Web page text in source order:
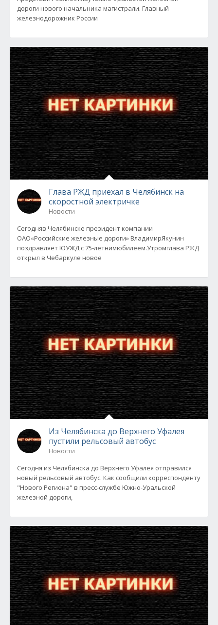
дороги нового начальника магистрали. Главный
железнодорожник России
Глава РЖД приехал в Челябинск на
скоростной электричке
Новости
Сегодняв Челябинске президент компании
ОАО«Российские железные дороги» ВладимирЯкунин
поздравляет ЮУЖД с 75-летнимюбилеем.Утромглава РЖД
открыл в Чебаркуле новое
Из Челябинска до Верхнего Уфалея
пустили рельсовый автобус
Новости
Сегодня из Челябинска до Верхнего Уфалея отправился
новый рельсовый автобус. Как сообщили корреспонденту
"Нового Региона" в пресс-службе Южно-Уральской
железной дороги,